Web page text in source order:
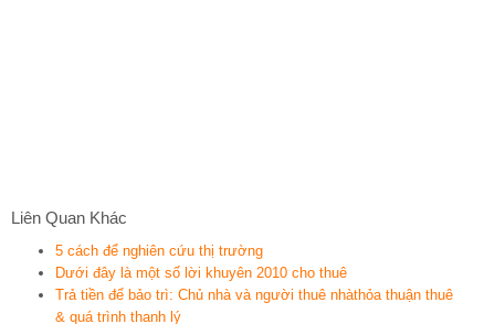
Liên Quan Khác
5 cách để nghiên cứu thị trường
Dưới đây là một số lời khuyên 2010 cho thuê
Trả tiền để bảo trì: Chủ nhà và người thuê nhàthỏa thuận thuê
& quá trình thanh lý